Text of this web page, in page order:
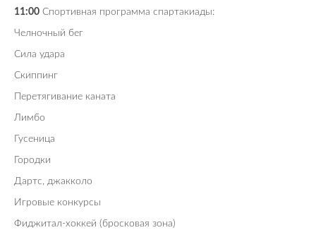
11:00 Спортивная программа спартакиады:
Челночный бег
Сила удара
Скиппинг
Перетягивание каната
Лимбо
Гусеница
Городки
Дартс, джакколо
Игровые конкурсы
Фиджитал-хоккей (бросковая зона)